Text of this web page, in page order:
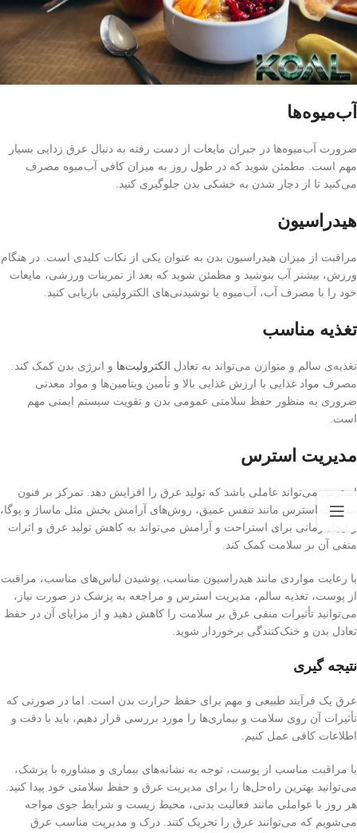
آب‌میوه‌ها
ضرورت آب‌میوه‌ها در جبران مایعات از دست رفته به دنبال عرق زدایی بسیار
مهم است. مطمئن شوید که در طول روز به میزان کافی آب‌میوه مصرف
می‌کنید تا از دچار شدن به خشکی بدن جلوگیری کنید.
هیدراسیون
مراقبت از میزان هیدراسیون بدن به عنوان یکی از نکات کلیدی است. در هنگام
ورزش، بیشتر آب بنوشید و مطمئن شوید که بعد از تمرینات ورزشی، مایعات
خود را با مصرف آب، آب‌میوه یا نوشیدنی‌های الکترولیتی بازیابی کنید.
تغذیه مناسب
تغذیه‌ی سالم و متوازن می‌تواند به تعادل الکترولیت‌ها و انرژی بدن کمک کند.
مصرف مواد غذایی با ارزش غذایی بالا و تأمین ویتامین‌ها و مواد معدنی
ضروری به منظور حفظ سلامتی عمومی بدن و تقویت سیستم ایمنی مهم
است.
مدیریت استرس
استرس می‌تواند عاملی باشد که تولید عرق را افزایش دهد. تمرکز بر فنون
مدیریت استرس مانند تنفس عمیق، روش‌های آرامش بخش مثل ماساژ و یوگا،
و ایجاد زمانی برای استراحت و آرامش می‌تواند به کاهش تولید عرق و اثرات
منفی آن بر سلامت کمک کند.
با رعایت مواردی مانند هیدراسیون مناسب، پوشیدن لباس‌های مناسب، مراقبت
از پوست، تغذیه سالم، مدیریت استرس و مراجعه به پزشک در صورت نیاز،
می‌توانید تأثیرات منفی عرق بر سلامت را کاهش دهید و از مزایای آن در حفظ
تعادل بدن و خنک‌کنندگی برخوردار شوید.
نتیجه گیری
عرق یک فرآیند طبیعی و مهم برای حفظ حرارت بدن است. اما در صورتی که
تأثیرات آن روی سلامت و بیماری‌ها را مورد بررسی قرار دهیم، باید با دقت و
اطلاعات کافی عمل کنیم.
با مراقبت مناسب از پوست، توجه به نشانه‌های بیماری و مشاوره با پزشک،
می‌توانید بهترین راه‌حل‌ها را برای مدیریت عرق و حفظ سلامتی خود پیدا کنید.
هر روز با عواملی مانند فعالیت بدنی، محیط زیست و شرایط جوی مواجه
می‌شویم که می‌توانند عرق را تحریک کنند. درک و مدیریت مناسب عرق